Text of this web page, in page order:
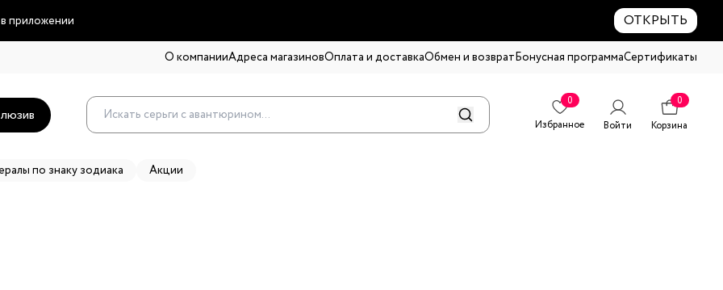
приложении ОТКРЫТЬ
О компанииАдреса магазиновОплата и доставкаОбмен и возвратБонусная программаСертификаты
0
Избранное
Войти
0
Корзина
по знаку зодиака Акции